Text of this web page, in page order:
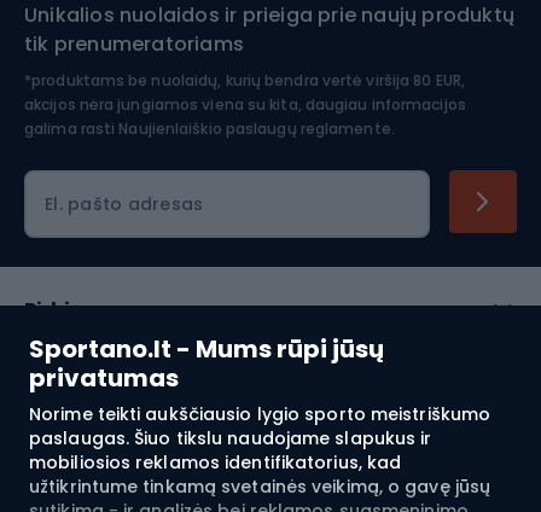
Sportano.lt - Mums rūpi jūsų
privatumas
Norime teikti aukščiausio lygio sporto meistriškumo
paslaugas. Šiuo tikslu naudojame slapukus ir
mobiliosios reklamos identifikatorius, kad
užtikrintume tinkamą svetainės veikimą, o gavę jūsų
Šiaurietiškas ėjimas
Unikalios nuolaidos ir prieiga prie naujų produktų
tik prenumeratoriams
*produktams be nuolaidų, kurių bendra vertė viršija 80 EUR,
akcijos nėra jungiamos viena su kita, daugiau informacijos
galima rasti Naujienlaiškio paslaugų reglamente.
El. pašto adresas
Pirkimas
Klientų aptarnavimas
Reglamentai
Apie mus